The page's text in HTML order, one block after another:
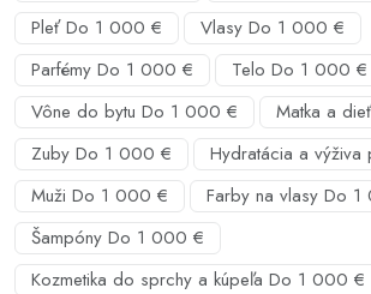
Pleť Do 1 000 €
Vlasy Do 1 000 €
Parfémy Do 1 000 €
Telo Do 1 000 €
Vône do bytu Do 1 000 €
Matka a
Zuby Do 1 000 €
Hydratácia a
Muži Do 1 000 €
Farby na vlasy Do
Šampóny Do 1 000 €
Kozmetika do sprchy a kúpeľa Do 1 000 €